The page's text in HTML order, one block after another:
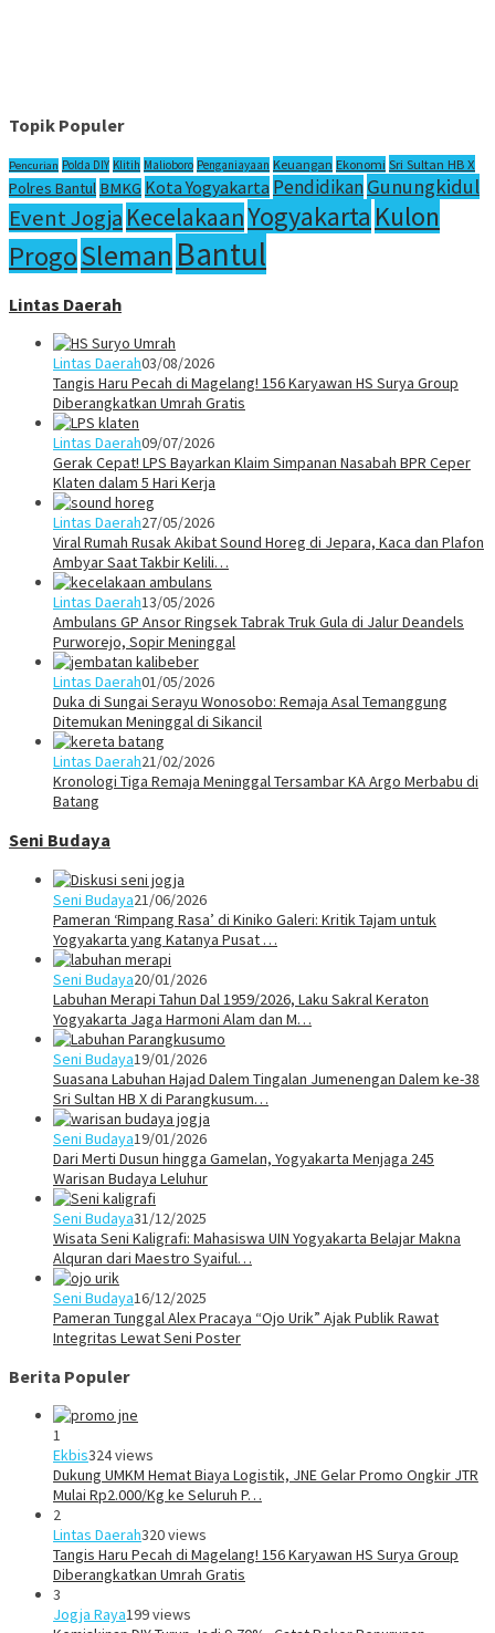
Topik Populer
Pencurian Polda DIY Klitih Malioboro Penganiayaan Keuangan Ekonomi Sri Sultan HB X
Polres Bantul BMKG Kota Yogyakarta PendidikanGunungkidul
Event Jogja KecelakaanYogyakarta Kulon
ProgoSleman Bantul
Lintas Daerah
Lintas Daerah03/08/2026
Tangis Haru Pecah di Magelang! 156 Karyawan HS Surya Group
Diberangkatkan Umrah Gratis
Lintas Daerah09/07/2026
Gerak Cepat! LPS Bayarkan Klaim Simpanan Nasabah BPR Ceper
Klaten dalam 5 Hari Kerja
Lintas Daerah27/05/2026
Viral Rumah Rusak Akibat Sound Horeg di Jepara, Kaca dan Plafon
Ambyar Saat Takbir Kelili…
Lintas Daerah13/05/2026
Ambulans GP Ansor Ringsek Tabrak Truk Gula di Jalur Deandels
Purworejo, Sopir Meninggal
Lintas Daerah01/05/2026
Duka di Sungai Serayu Wonosobo: Remaja Asal Temanggung
Ditemukan Meninggal di Sikancil
Lintas Daerah21/02/2026
Kronologi Tiga Remaja Meninggal Tersambar KA Argo Merbabu di
Batang
Seni Budaya
Seni Budaya21/06/2026
Pameran ‘Rimpang Rasa’ di Kiniko Galeri: Kritik Tajam untuk
Yogyakarta yang Katanya Pusat …
Seni Budaya20/01/2026
Labuhan Merapi Tahun Dal 1959/2026, Laku Sakral Keraton
Yogyakarta Jaga Harmoni Alam dan M…
Seni Budaya19/01/2026
Suasana Labuhan Hajad Dalem Tingalan Jumenengan Dalem ke-38
Sri Sultan HB X di Parangkusum…
Seni Budaya19/01/2026
Dari Merti Dusun hingga Gamelan, Yogyakarta Menjaga 245
Warisan Budaya Leluhur
Seni Budaya31/12/2025
Wisata Seni Kaligrafi: Mahasiswa UIN Yogyakarta Belajar Makna
Alquran dari Maestro Syaiful…
Seni Budaya16/12/2025
Pameran Tunggal Alex Pracaya “Ojo Urik” Ajak Publik Rawat
Integritas Lewat Seni Poster
Berita Populer
1
Ekbis324 views
Dukung UMKM Hemat Biaya Logistik, JNE Gelar Promo Ongkir JTR
Mulai Rp2.000/Kg ke Seluruh P…
2
Lintas Daerah320 views
Tangis Haru Pecah di Magelang! 156 Karyawan HS Surya Group
Diberangkatkan Umrah Gratis
3
Jogja Raya199 views